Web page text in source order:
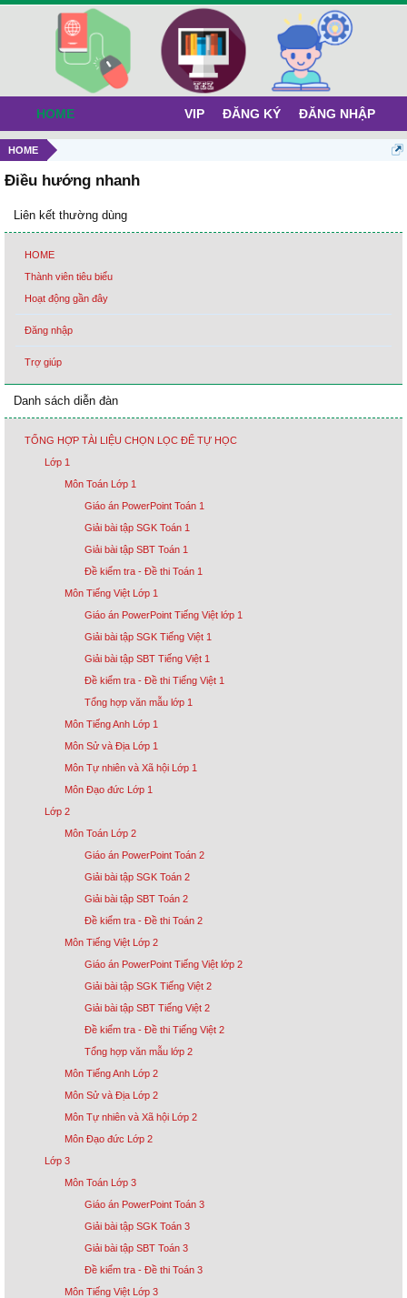
HOME
Điều hướng nhanh
Liên kết thường dùng
HOME
Thành viên tiêu biểu
Hoạt động gần đây
Đăng nhập
Trợ giúp
Danh sách diễn đàn
TỔNG HỢP TÀI LIỆU CHỌN LỌC ĐỂ TỰ HỌC
Lớp 1
Môn Toán Lớp 1
Giáo án PowerPoint Toán 1
Giải bài tập SGK Toán 1
Giải bài tập SBT Toán 1
Đề kiểm tra - Đề thi Toán 1
Môn Tiếng Việt Lớp 1
Giáo án PowerPoint Tiếng Việt lớp 1
Giải bài tập SGK Tiếng Việt 1
Giải bài tập SBT Tiếng Việt 1
Đề kiểm tra - Đề thi Tiếng Việt 1
Tổng hợp văn mẫu lớp 1
Môn Tiếng Anh Lớp 1
Môn Sử và Địa Lớp 1
Môn Tự nhiên và Xã hội Lớp 1
Môn Đạo đức Lớp 1
Lớp 2
Môn Toán Lớp 2
Giáo án PowerPoint Toán 2
Giải bài tập SGK Toán 2
Giải bài tập SBT Toán 2
Đề kiểm tra - Đề thi Toán 2
Môn Tiếng Việt Lớp 2
Giáo án PowerPoint Tiếng Việt lớp 2
Giải bài tập SGK Tiếng Việt 2
Giải bài tập SBT Tiếng Việt 2
Đề kiểm tra - Đề thi Tiếng Việt 2
Tổng hợp văn mẫu lớp 2
Môn Tiếng Anh Lớp 2
Môn Sử và Địa Lớp 2
Môn Tự nhiên và Xã hội Lớp 2
Môn Đạo đức Lớp 2
Lớp 3
Môn Toán Lớp 3
Giáo án PowerPoint Toán 3
Giải bài tập SGK Toán 3
Giải bài tập SBT Toán 3
Đề kiểm tra - Đề thi Toán 3
Môn Tiếng Việt Lớp 3
HOME VIP ĐĂNG KÝ ĐĂNG NHẬP